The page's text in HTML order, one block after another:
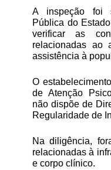
A inspeção foi
Pública do
verificar as
relacionadas ao
assistência à
O
de Atenção
não dispõe de
Regularidade de
Na diligência,
relacionadas à
e corpo clínico.